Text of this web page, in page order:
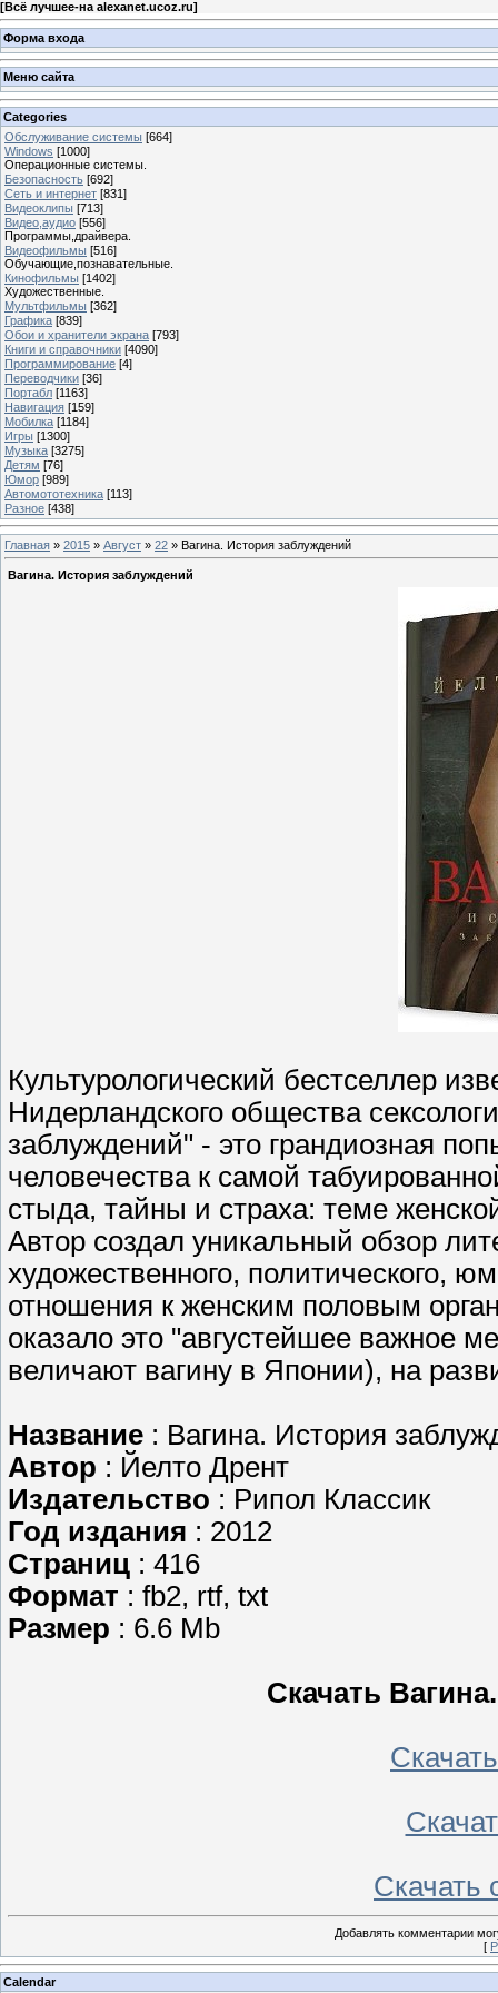
[Всё лучшее-на alexanet.ucoz.ru]
Форма входа
Меню сайта
Categories
Обслуживание системы [664]
Windows [1000]
Операционные системы.
Безопасность [692]
Сеть и интернет [831]
Видеоклипы [713]
Видео,аудио [556]
Программы,драйвера.
Видеофильмы [516]
Обучающие,познавательные.
Кинофильмы [1402]
Художественные.
Мультфильмы [362]
Графика [839]
Обои и хранители экрана [793]
Книги и справочники [4090]
Программирование [4]
Переводчики [36]
Портабл [1163]
Навигация [159]
Мобилка [1184]
Игры [1300]
Музыка [3275]
Детям [76]
Юмор [989]
Автомототехника [113]
Разное [438]
Главная » 2015 » Август » 22 » Вагина. История заблуждений
Вагина. История заблуждений
Культурологический бестселлер
Нидерландского общества
заблуждений" - это грандиозная
человечества к самой
стыда, тайны и страха: теме
Автор создал уникальный обзор
художественного, политического,
отношения к женским половым
оказало это "августейшее важное
величают вагину в Японии), на
Название : Вагина. История
Автор : Йелто Дрент
Издательство : Рипол Классик
Год издания : 2012
Страниц : 416
Формат : fb2, rtf, txt
Размер : 6.6 Mb
Скачать
Скачать
Добавлять комментарии
[
Calendar